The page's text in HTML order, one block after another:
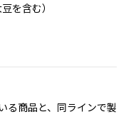
を含む）
る商品と、同ラインで製